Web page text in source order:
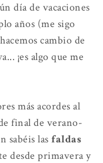
día de vacaciones
años (me sigo
cambio de
¡es algo que me
más acordes al
final de verano-
sabéis las faldas
desde primavera y